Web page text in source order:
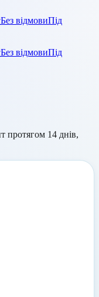
Без відмовиПід
Без відмовиПід
протягом 14 днів,